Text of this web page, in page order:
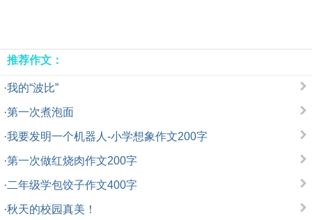
推荐作文：
·我的“波比”
·第一次煮泡面
·我要发明一个机器人-小学想象作文200字
·第一次做红烧肉作文200字
·二年级学包饺子作文400字
·秋天的校园真美！